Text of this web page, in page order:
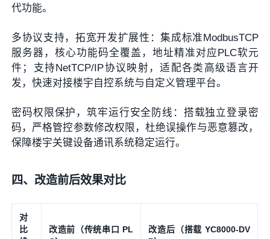
代功能。
多协议支持，拓宽开发扩展性：集成标准ModbusTCP
服务器，核心功能码全覆盖，地址精准对应PLC软元
件；支持NetTCP/IP协议映射，适配各类高级语言开
发，快速对接楼宇自控系统与自定义管理平台。
密码权限保护，筑牢运行安全防线：搭载独立登录密
码，严格管控参数修改权限，杜绝误操作与恶意篡改，
保障楼宇关键设备通讯系统稳定运行。
四、改造前后效果对比
对
比
改造前（传统串口 PL
改造后（搭载 YC8000-DV